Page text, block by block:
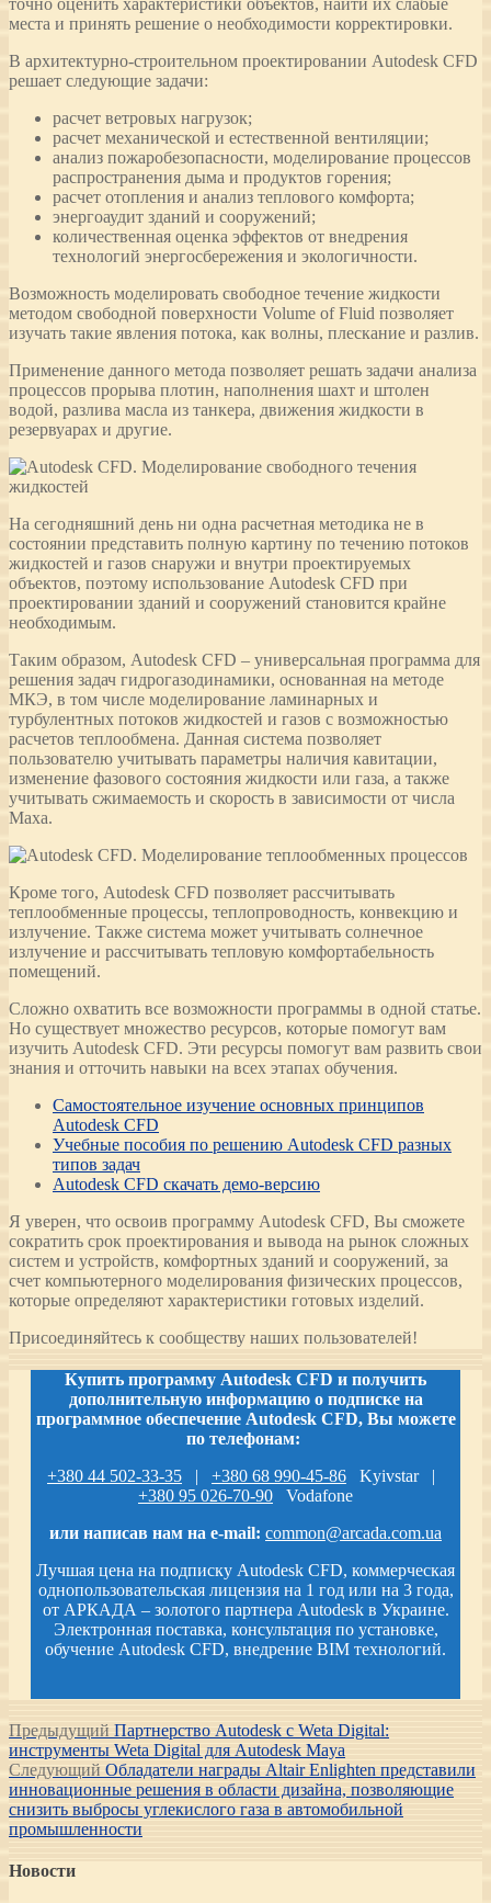
точно оценить характеристики объектов, найти их слабые
места и принять решение о необходимости корректировки.
В архитектурно-строительном проектировании Autodesk CFD
решает следующие задачи:
расчет ветровых нагрузок;
расчет механической и естественной вентиляции;
анализ пожаробезопасности, моделирование процессов
распространения дыма и продуктов горения;
расчет отопления и анализ теплового комфорта;
энергоаудит зданий и сооружений;
количественная оценка эффектов от внедрения
технологий энергосбережения и экологичности.
Возможность моделировать свободное течение жидкости
методом свободной поверхности Volume of Fluid позволяет
изучать такие явления потока, как волны, плескание и разлив.
Применение данного метода позволяет решать задачи анализа
процессов прорыва плотин, наполнения шахт и штолен
водой, разлива масла из танкера, движения жидкости в
резервуарах и другие.
На сегодняшний день ни одна расчетная методика не в
состоянии представить полную картину по течению потоков
жидкостей и газов снаружи и внутри проектируемых
объектов, поэтому использование Autodesk CFD при
проектировании зданий и сооружений становится крайне
необходимым.
Таким образом, Autodesk CFD – универсальная программа для
решения задач гидрогазодинамики, основанная на методе
МКЭ, в том числе моделирование ламинарных и
турбулентных потоков жидкостей и газов с возможностью
расчетов теплообмена. Данная система позволяет
пользователю учитывать параметры наличия кавитации,
изменение фазового состояния жидкости или газа, а также
учитывать сжимаемость и скорость в зависимости от числа
Маха.
Кроме того, Autodesk CFD позволяет рассчитывать
теплообменные процессы, теплопроводность, конвекцию и
излучение. Также система может учитывать солнечное
излучение и рассчитывать тепловую комфортабельность
помещений.
Сложно охватить все возможности программы в одной статье.
Но существует множество ресурсов, которые помогут вам
изучить Autodesk CFD. Эти ресурсы помогут вам развить свои
знания и отточить навыки на всех этапах обучения.
Самостоятельное изучение основных принципов
Autodesk CFD
Учебные пособия по решению Autodesk CFD разных
типов задач
Autodesk CFD скачать демо-версию
Я уверен, что освоив программу Autodesk CFD, Вы сможете
сократить срок проектирования и вывода на рынок сложных
систем и устройств, комфортных зданий и сооружений, за
счет компьютерного моделирования физических процессов,
которые определяют характеристики готовых изделий.
Присоединяйтесь к сообществу наших пользователей!
Купить программу Autodesk CFD и получить
дополнительную информацию о подписке на
программное обеспечение Autodesk CFD, Вы можете
по телефонам:
+380 44 502-33-35 | +380 68 990-45-86 Kyivstar |
+380 95 026-70-90 Vodafone
или написав нам на e-mail: common@arcada.com.ua
Лучшая цена на подписку Autodesk CFD, коммерческая
однопользовательская лицензия на 1 год или на 3 года,
от АРКАДА – золотого партнера Autodesk в Украине.
Электронная поставка, консультация по установке,
обучение Autodesk CFD, внедрение BIM технологий.
Навигация
по
записям
Предыдущий Предыдущая
запись:
Партнерство Autodesk с Weta Digital:
инструменты Weta Digital для Autodesk Maya
Следующий Следующая
запись:
Обладатели награды Altair Enlighten представили
инновационные решения в области дизайна, позволяющие
снизить выбросы углекислого газа в автомобильной
промышленности
Новости